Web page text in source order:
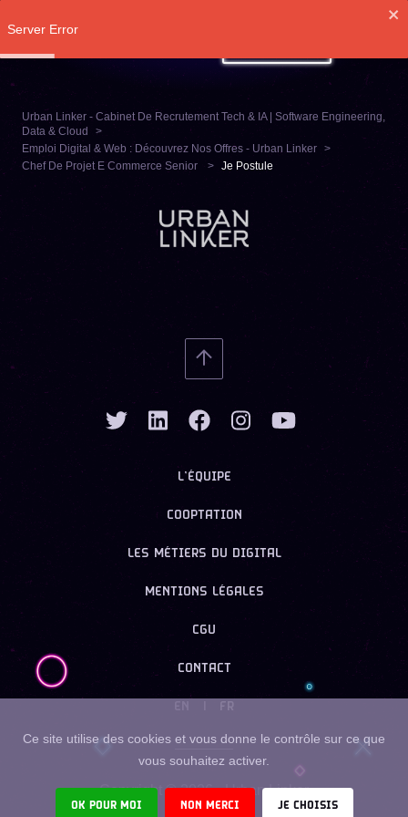
Urban Linker - Cabinet De Recrutement Tech & IA | Software Engineering,
Data & Cloud
Emploi Digital & Web : Découvrez Nos Offres - Urban Linker
Chef De Projet E Commerce Senior
Je Postule
L’ÉQUIPE
COOPTATION
LES MÉTIERS DU DIGITAL
MENTIONS LÉGALES
CGU
CONTACT
FR
Copyright ©2026- Urban Linker
Ce site utilise des cookies et vous donne le contrôle sur ce que
vous souhaitez activer.
OK POUR MOI NON MERCI JE CHOISIS
Server Error